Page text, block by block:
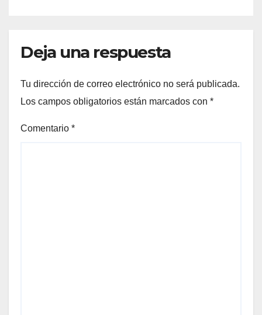
Deja una respuesta
Tu dirección de correo electrónico no será publicada.
Los campos obligatorios están marcados con *
Comentario *